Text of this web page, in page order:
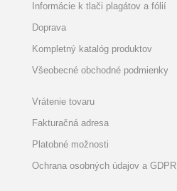
Informácie k tlači plagátov a fólií
Doprava
Kompletný katalóg produktov
Všeobecné obchodné podmienky
Vrátenie tovaru
Fakturačná adresa
Platobné možnosti
Ochrana osobných údajov a GDPR